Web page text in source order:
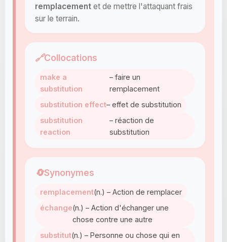
remplacement et de mettre l'attaquant frais
sur le terrain.
🔗Collocations
make a
substitution
– faire un
remplacement
substitution effect– effet de substitution
substitution
reaction
– réaction de
substitution
🔄Synonymes
remplacement(n.) – Action de remplacer
échange(n.) – Action d'échanger une
chose contre une autre
substitut(n.) – Personne ou chose qui en